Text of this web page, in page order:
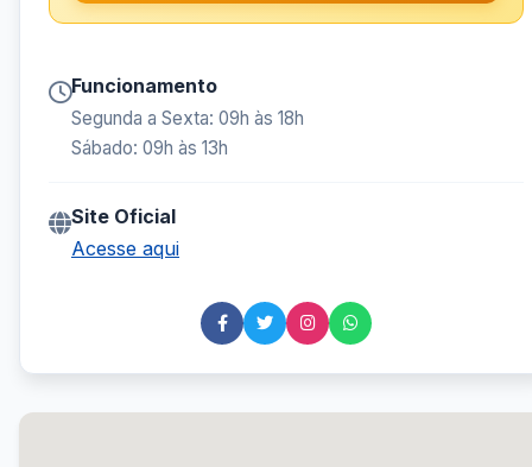
Funcionamento
Segunda a Sexta: 09h às 18h
Sábado: 09h às 13h
Site Oficial
Acesse aqui